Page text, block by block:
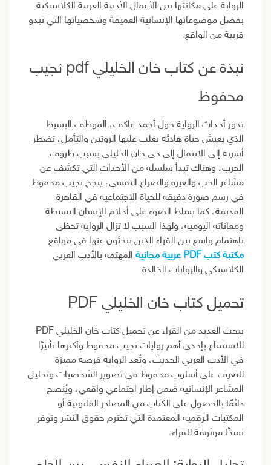
الرواية على مكانتها بين الأعمال الأدبية العربية الكلاسيكية
بفضل موضوعاتها الإنسانية العميقة وشخصياتها التي تبدو
قريبة من الواقع.
نبذة عن كتاب خان الخليلي pdf نجيب
محفوظ
تدور أحداث الرواية حول أحمد عاكف، الموظف البسيط
الذي يعيش حياة هادئة يغلب عليها الروتين والتأمل، تضطر
أسرته إلى الانتقال إلى حي خان الخليلي بسبب ظروف
الحرب، وهناك تبدأ سلسلة من الأحداث التي تكشف عن
مشاعر الحب والغيرة والصراع النفسي، ينجح نجيب محفوظ
في رسم صورة دقيقة للحياة الاجتماعية في القاهرة
القديمة، كما يسلط الضوء على أحلام الإنسان البسيطة
ومعاناته اليومية، ولهذا السبب لا تزال الرواية تحظى
باهتمام واسع بين القراء الذين يبحثون عنها في مواقع
مكتبة كتب PDF عربية مجانية
المهتمة بالأدب العربي
الكلاسيكي والروايات الخالدة.
تحميل كتاب خان الخليلي PDF
يبحث العديد من القراء عن تحميل كتاب خان الخليلي PDF
للاستمتاع بإحدى أهم روايات نجيب محفوظ وأكثرها تأثيرًا
في الأدب العربي الحديث، وتُعد الرواية فرصة مميزة
للتعرف على أسلوب محفوظ في تصوير الشخصيات وتحليل
المشاعر الإنسانية ضمن إطار اجتماعي واقعي، ويُنصح
دائمًا بالحصول على الكتاب من المصادر القانونية أو
المكتبات الرقمية المعتمدة التي تحترم حقوق النشر وتوفر
نسخًا موثوقة للقراء.